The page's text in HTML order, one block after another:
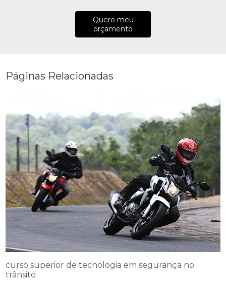
Quero meu
orçamento
Páginas Relacionadas
curso superior de tecnologia em segurança no
trânsito